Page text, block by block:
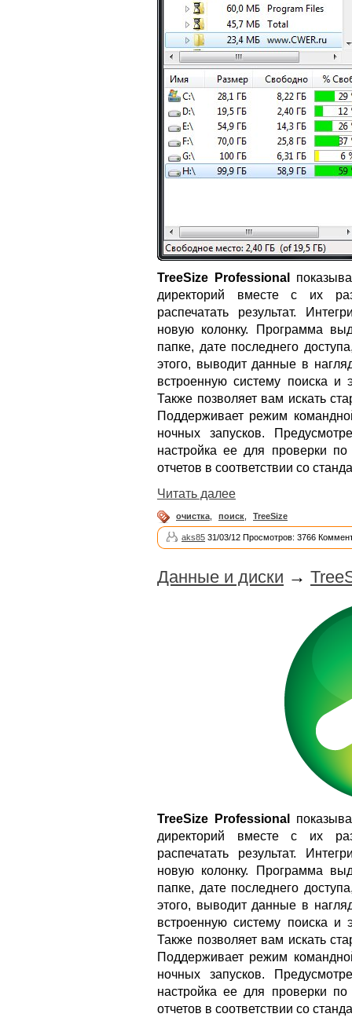
TreeSize Professional
директорий вместе с их
распечатать результат.
новую колонку. Программа
папке, дате последнего
этого, выводит данные в
встроенную систему поиска и
Также позволяет вам искать
Поддерживает режим
ночных запусков.
настройка ее для проверки
отчетов в соответствии со
Читать далее
очистка поиск TreeSize
aks85 31/03/12 Просмотров: 3766
Данные и диски →
TreeSize Professional
директорий вместе с их
распечатать результат.
новую колонку. Программа
папке, дате последнего
этого, выводит данные в
встроенную систему поиска и
Также позволяет вам искать
Поддерживает режим
ночных запусков.
настройка ее для проверки
отчетов в соответствии со